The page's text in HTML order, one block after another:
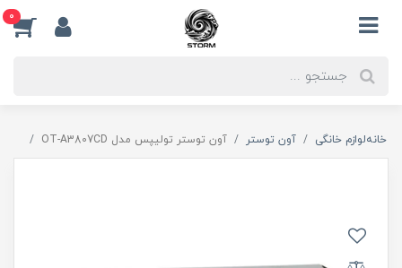
0
خانهلوازم خانگی آون توستر آون توستر تولیپس مدل OT-A3807CD